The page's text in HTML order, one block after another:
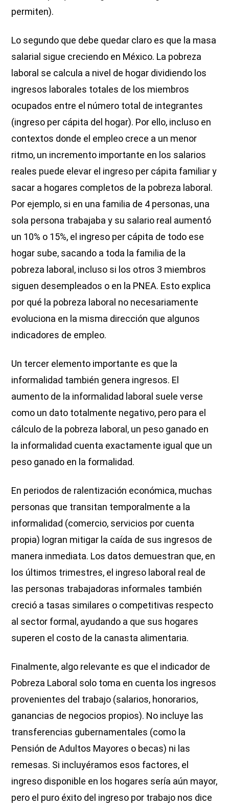
permiten).
Lo segundo que debe quedar claro es que la masa
salarial sigue creciendo en México. La pobreza
laboral se calcula a nivel de hogar dividiendo los
ingresos laborales totales de los miembros
ocupados entre el número total de integrantes
(ingreso per cápita del hogar). Por ello, incluso en
contextos donde el empleo crece a un menor
ritmo, un incremento importante en los salarios
reales puede elevar el ingreso per cápita familiar y
sacar a hogares completos de la pobreza laboral.
Por ejemplo, si en una familia de 4 personas, una
sola persona trabajaba y su salario real aumentó
un 10% o 15%, el ingreso per cápita de todo ese
hogar sube, sacando a toda la familia de la
pobreza laboral, incluso si los otros 3 miembros
siguen desempleados o en la PNEA. Esto explica
por qué la pobreza laboral no necesariamente
evoluciona en la misma dirección que algunos
indicadores de empleo.
Un tercer elemento importante es que la
informalidad también genera ingresos. El
aumento de la informalidad laboral suele verse
como un dato totalmente negativo, pero para el
cálculo de la pobreza laboral, un peso ganado en
la informalidad cuenta exactamente igual que un
peso ganado en la formalidad.
En periodos de ralentización económica, muchas
personas que transitan temporalmente a la
informalidad (comercio, servicios por cuenta
propia) logran mitigar la caída de sus ingresos de
manera inmediata. Los datos demuestran que, en
los últimos trimestres, el ingreso laboral real de
las personas trabajadoras informales también
creció a tasas similares o competitivas respecto
al sector formal, ayudando a que sus hogares
superen el costo de la canasta alimentaria.
Finalmente, algo relevante es que el indicador de
Pobreza Laboral solo toma en cuenta los ingresos
provenientes del trabajo (salarios, honorarios,
ganancias de negocios propios). No incluye las
transferencias gubernamentales (como la
Pensión de Adultos Mayores o becas) ni las
remesas. Si incluyéramos esos factores, el
ingreso disponible en los hogares sería aún mayor,
pero el puro éxito del ingreso por trabajo nos dice